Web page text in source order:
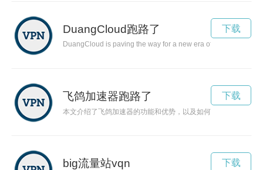
DuangCloud跑路了
DuangCloud is paving the way for a new era of cloud
下载
飞鸽加速器跑路了
本文介绍了飞鸽加速器的功能和优势，以及如何使用该加速器
下载
big流量站vqn 下载